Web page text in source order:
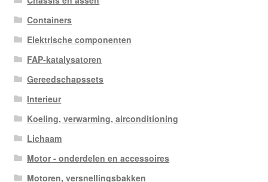
Containers
Elektrische componenten
FAP-katalysatoren
Gereedschapssets
Interieur
Koeling, verwarming, airconditioning
Lichaam
Motor - onderdelen en accessoires
Motoren, versnellingsbakken